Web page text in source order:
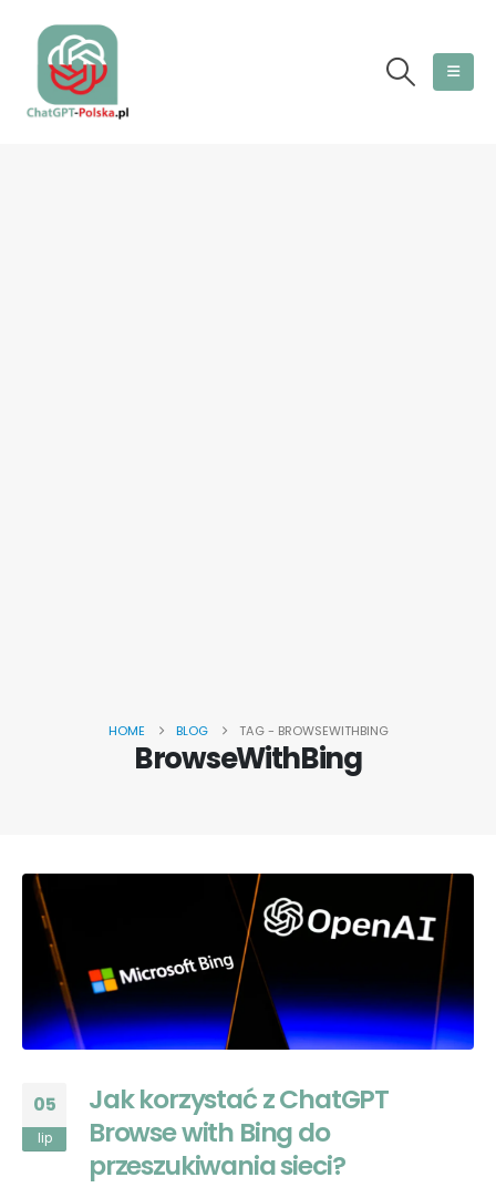
HOME BLOG TAG - BROWSEWITHBING
BrowseWithBing
05
lip
Jak korzystać z ChatGPT
Browse with Bing do
przeszukiwania sieci?